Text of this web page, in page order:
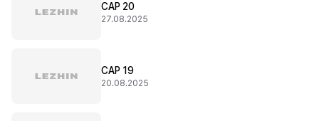
CAP 20
27.08.2025
CAP 19
20.08.2025